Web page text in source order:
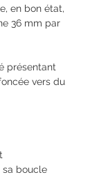
en bon état,
36 mm par
présentant
vers du
sa boucle